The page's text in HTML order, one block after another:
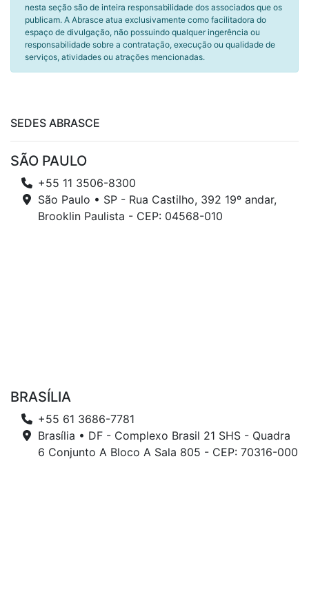
nesta seção são de inteira responsabilidade dos associados que os
publicam. A Abrasce atua exclusivamente como facilitadora do
espaço de divulgação, não possuindo qualquer ingerência ou
responsabilidade sobre a contratação, execução ou qualidade de
serviços, atividades ou atrações mencionadas.
SEDES ABRASCE
SÃO PAULO
+55 11 3506-8300
São Paulo • SP - Rua Castilho, 392 19º andar,
Brooklin Paulista - CEP: 04568-010
BRASÍLIA
+55 61 3686-7781
Brasília • DF - Complexo Brasil 21 SHS - Quadra
6 Conjunto A Bloco A Sala 805 - CEP: 70316-000